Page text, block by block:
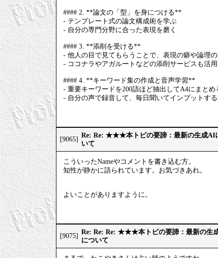
#### 2. **論文の「型」を身につける**
- テンプレート式の論文構成術を学ぶ
- 自分の専門分野に合った表現を磨く
#### 3. **添削を受ける**
- 他人の目で見てもらうことで、表現の癖や論理
- ココナラやアガルートなどの添削サービスも活
#### 4. **キーワード集の作成と音声学習**
- 重要キーワードを200語ほど抽出してA4にまとめ
- 自分の声で録音して、毎日聞いてインプットす
[9065]
Re: Re: ★★★本トピの要諦：最新の生成AI
いて
こういったNameやコメントを書き込む方。
知性が静かに語られています。お気づきあれ。
よいことがありますように。
[9075]
Re: Re: Re: ★★★本トピの要諦：最新の生
について